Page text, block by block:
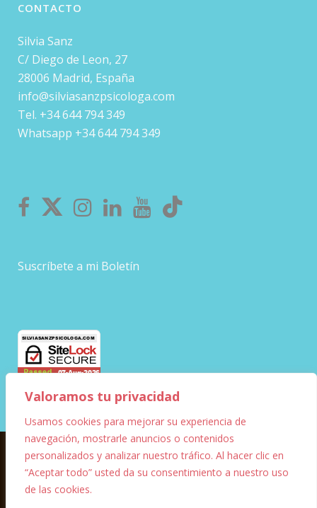
Valoramos tu privacidad
Usamos cookies para mejorar su experiencia de
navegación, mostrarle anuncios o contenidos
personalizados y analizar nuestro tráfico. Al hacer clic en
“Aceptar todo” usted da su consentimiento a nuestro uso
de las cookies.
CONTACTO
Silvia Sanz
C/ Diego de Leon, 27
28006 Madrid, España
info@silviasanzpsicologa.com
Tel. +34 644 794 349
Whatsapp +34 644 794 349
Suscríbete a mi Boletín
© Copyright – 2023 – Silvia Sanz
Diseño Web